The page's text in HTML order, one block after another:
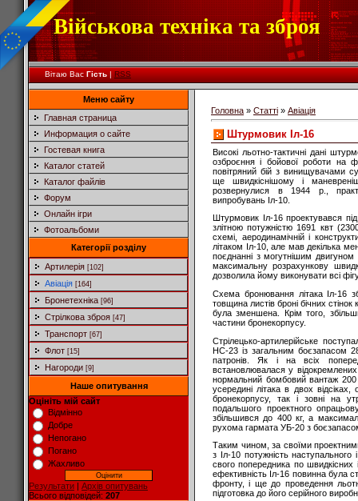
Військова техніка та зброя
Вітаю Вас Гість|RSS
Меню сайту
Главная страница
Информация о сайте
Гостевая книга
Каталог статей
Каталог файлів
Форум
Онлайн ігри
Фотоальбоми
Категорії розділу
Артилерія [102]
Авіація [164]
Бронетехніка [96]
Стрілкова зброя [47]
Транспорт [67]
Флот [15]
Нагороди [9]
Наше опитування
Оцініть мій сайт
Відмінно
Добре
Непогано
Погано
Жахливо
Результати | Архів опитувань
Всього відповідей: 207
Головна » Статті » Авіація
Штурмовик Іл-16
Високі льотно-тактичні дані
озброєння і бойової роботи на
повітряний бій з винищувачами
ще швидкіснішому і
розвернулися в 1944 р.,
випробувань Іл-10.
Штурмовик Іл-16 проектувався
злітною потужністю 1691 квт
схемі, аеродинамічній і
літаком Іл-10, але мав декілька
поєднанні з могутнішим
максимальну розрахункову
дозволила йому виконувати всі
Схема бронювання літака Іл-16
товщина листів броні бічних стінок
була зменшена. Крім того,
частини бронекорпусу.
Стрілецько-артилерійське
НС-23 із загальним боєзапасом
патронів. Як і на всіх
встановлювалася у
нормальний бомбовий вантаж
усередині літака в двох
бронекорпусу, так і зовні на
подальшого проектного
збільшився до 400 кг, а
рухома гармата УБ-20 з
Таким чином, за своїми
з Іл-10 потужність
свого попередника по швидкісних
ефективність Іл-16 повинна була
фронту, і ще до проведення
підготовка до його серійного